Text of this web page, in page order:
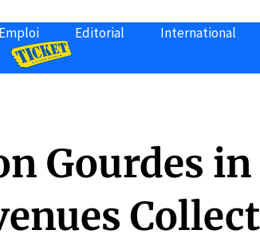
Emploi Editorial International
Gourdes in